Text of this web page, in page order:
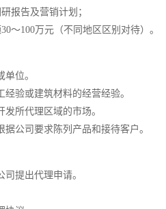
报告及营销计划；
～100万元（不同地区区别对待）。
位。
验或建筑材料的经营经验。
所代理区域的市场。
公司要求陈列产品和接待客户。
提出代理申请。